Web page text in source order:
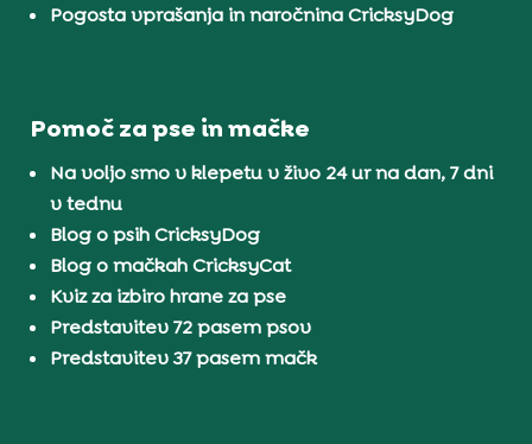
Pogosta vprašanja in naročnina CricksyDog
Pomoč za pse in mačke
Na voljo smo v klepetu v živo 24 ur na dan, 7 dni
v tednu
Blog o psih CricksyDog
Blog o mačkah CricksyCat
Kviz za izbiro hrane za pse
Predstavitev 72 pasem psov
Predstavitev 37 pasem mačk